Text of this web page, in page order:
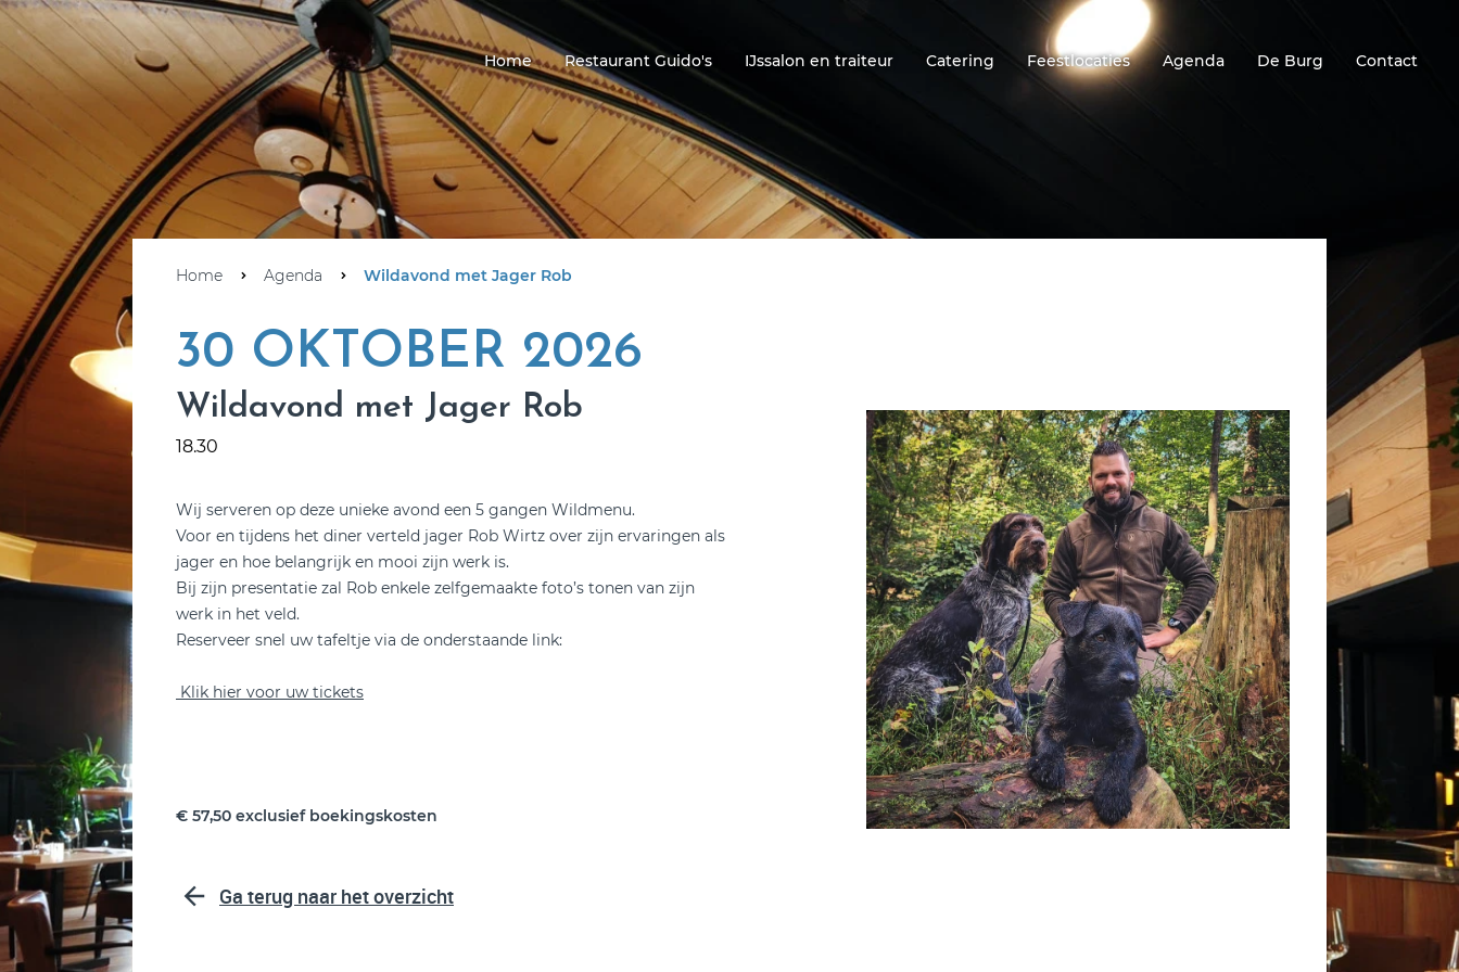
Home Restaurant Guido's IJssalon en traiteur Catering Feestlocaties Agenda De Burg Contact
Home Agenda Wildavond met Jager Rob
30 OKTOBER 2026
Wildavond met Jager Rob
18.30
Wij serveren op deze unieke avond een 5 gangen Wildmenu.
Voor en tijdens het diner verteld jager Rob Wirtz over zijn ervaringen als
jager en hoe belangrijk en mooi zijn werk is.
Bij zijn presentatie zal Rob enkele zelfgemaakte foto’s tonen van zijn
werk in het veld.
Reserveer snel uw tafeltje via de onderstaande link:
Klik hier voor uw tickets
€ 57,50 exclusief boekingskosten
Ga terug naar het overzicht